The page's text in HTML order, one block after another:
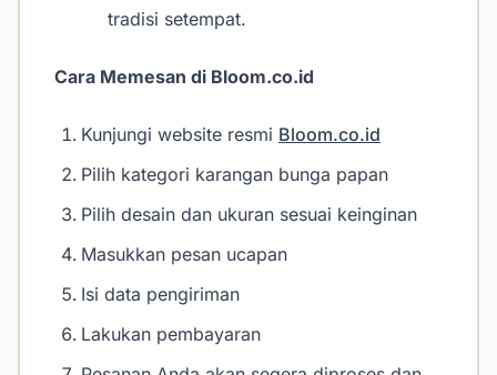
tradisi setempat.
Cara Memesan di Bloom.co.id
Kunjungi website resmi Bloom.co.id
Pilih kategori karangan bunga papan
Pilih desain dan ukuran sesuai keinginan
Masukkan pesan ucapan
Isi data pengiriman
Lakukan pembayaran